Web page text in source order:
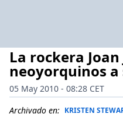
La rockera
neoyorquinos
05 May 2010 - 08:28 CET
Archivado en: KRISTEN